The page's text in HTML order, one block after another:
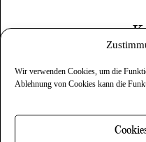
Wir verwenden Cookies, um die
Ablehnung von Cookies kann die